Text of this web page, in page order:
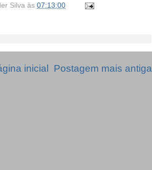
Silva às 07:13:00
Postagem mais antiga
inicial